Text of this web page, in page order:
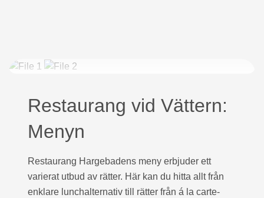
Restaurang vid Vättern:
Menyn
Restaurang Hargebadens meny erbjuder ett
varierat utbud av rätter. Här kan du hitta allt från
enklare lunchalternativ till rätter från á la carte-